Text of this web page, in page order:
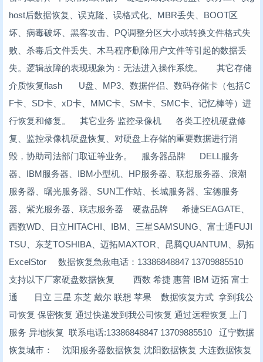
host后数据恢复、误克隆、误格式化、MBR丢失、BOOT区
坏、病毒破坏、黑客攻击、PQ调整分区大小或转换文件格式失
败、杀毒后文件丢失、木马程序删除用户文件等引起的数据丢
失。逻辑故障的表现现象为：无法进入操作系统。 其它存储
介质恢复flash U盘、MP3、数据伴侣、数码存储卡（包括C
F卡、SD卡、xD卡、MMC卡、SM卡、SMC卡、记忆棒等）进
行恢复和修复。 其它业务 监控录像机 各类工控机硬盘修
复、监控录像机硬盘恢复、对硬盘上存储的重要数据进行消
毁，协助司法部门取证等业务。 服务器品牌 DELL服务
器、IBM服务器、IBM小型机、HP服务器、联想服务器、浪潮
服务器、曙光服务器、SUN工作站、长城服务器、宝德服务
器、紫光服务器、联志服务器 硬盘品牌 希捷SEAGATE、
西数WD、日立HITACHI、IBM、三星SAMSUNG、富士通FUJI
TSU、东芝TOSHIBA、迈拓MAXTOR、昆腾QUANTUM、易拓
ExcelStor 数据恢复急救电话：13386848847 13709885510
支持以下厂家硬盘数据恢复 西数 希捷 惠普 IBM 迈拓 富士
通 日立 三星 东芝 戴尔 联想 苹果 数据恢复方式 拿到我公
司恢复 保密恢复 通过快递发到我公司恢复 通过远程恢复 上门
服务 异地恢复 联系电话:13386848847 13709885510 辽宁数据
恢复城市： 沈阳服务器数据恢复 沈阳数据恢复 大连数据恢复